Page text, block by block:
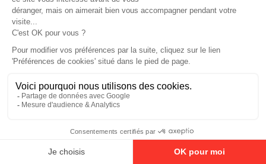
En poursuivant votre navigation, vous acceptez le dépôt de
cookies tiers destinés à vous proposer des vidéos, des boutons
Politique de confidentialité